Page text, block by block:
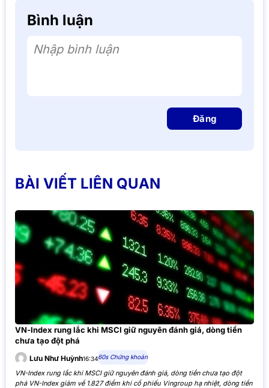
Bình luận
Nhập bình luận
Đăng
BÀI VIẾT LIÊN QUAN
VN-Index rung lắc khi MSCI giữ nguyên đánh giá, dòng tiền
chưa tạo đột phá
Lưu Như Huỳnh16:3460s Chứng khoán
VN-Index rung lắc khi MSCI giữ nguyên đánh giá, dòng tiền chưa tạo đột
phá VN-Index giảm về 1.827 điểm khi cổ phiếu Vingroup hạ nhiệt, dòng tiền